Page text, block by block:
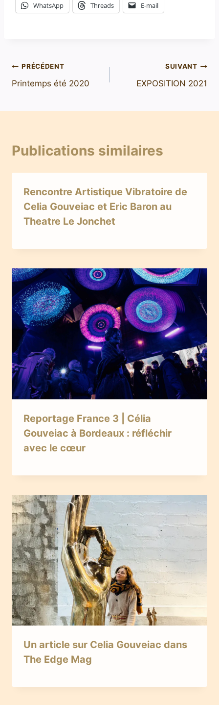
WhatsApp Threads E-mail
PRÉCÉDENT
Printemps été 2020
SUIVANT
EXPOSITION 2021
Publications similaires
Rencontre Artistique Vibratoire de
Celia Gouveiac et Eric Baron au
Theatre Le Jonchet
Reportage France 3 | Célia
Gouveiac à Bordeaux : réfléchir
avec le cœur
Un article sur Celia Gouveiac dans
The Edge Mag